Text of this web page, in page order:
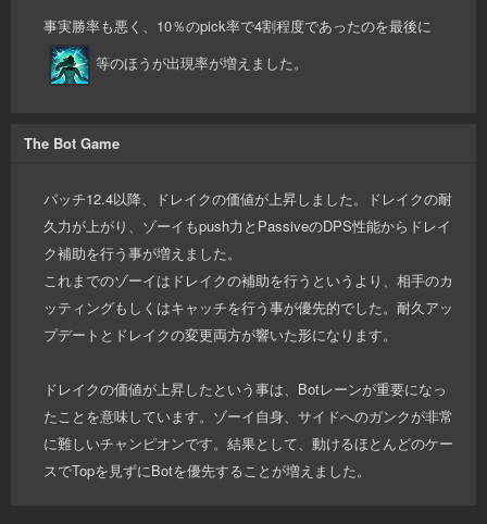
事実勝率も悪く、10％のpick率で4割程度であったのを最後に
等のほうが出現率が増えました。
The Bot Game
パッチ12.4以降、ドレイクの価値が上昇しました。ドレイクの耐
久力が上がり、ゾーイもpush力とPassiveのDPS性能からドレイ
ク補助を行う事が増えました。
これまでのゾーイはドレイクの補助を行うというより、相手のカ
ッティングもしくはキャッチを行う事が優先的でした。耐久アッ
プデートとドレイクの変更両方が響いた形になります。
ドレイクの価値が上昇したという事は、Botレーンが重要になっ
たことを意味しています。ゾーイ自身、サイドへのガンクが非常
に難しいチャンピオンです。結果として、動けるほとんどのケー
スでTopを見ずにBotを優先することが増えました。